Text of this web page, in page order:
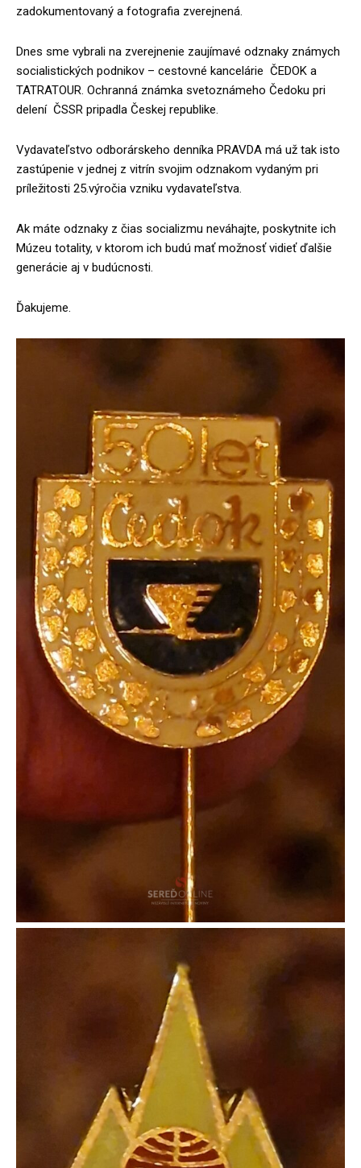
zadokumentovaný a fotografia zverejnená.
Dnes sme vybrali na zverejnenie zaujímavé odznaky známych
socialistických podnikov – cestovné kancelárie ČEDOK a
TATRATOUR. Ochranná známka svetoznámeho Čedoku pri
delení ČSSR pripadla Českej republike.
Vydavateľstvo odborárskeho denníka PRAVDA má už tak isto
zastúpenie v jednej z vitrín svojim odznakom vydaným pri
príležitosti 25.výročia vzniku vydavateľstva.
Ak máte odznaky z čias socializmu neváhajte, poskytnite ich
Múzeu totality, v ktorom ich budú mať možnosť vidieť ďalšie
generácie aj v budúcnosti.
Ďakujeme.